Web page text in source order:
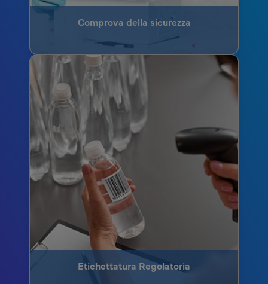
Comprova della sicurezza
Etichettatura Regolatoria